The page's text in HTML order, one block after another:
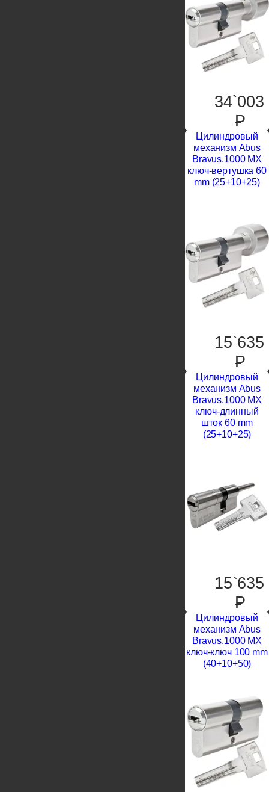
34`003
P
Цилиндровый
механизм Abus
Bravus.1000 MX
ключ-вертушка 60
mm (25+10+25)
15`635
P
Цилиндровый
механизм Abus
Bravus.1000 MX
ключ-длинный
шток 60 mm
(25+10+25)
15`635
P
Цилиндровый
механизм Abus
Bravus.1000 MX
ключ-ключ 100 mm
(40+10+50)